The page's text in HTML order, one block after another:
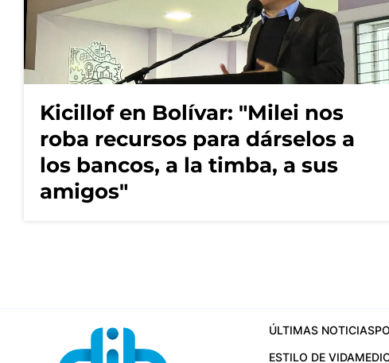
Kicillof en Bolívar: "Milei nos
roba recursos para dárselos a
los bancos, a la timba, a sus
amigos"
ÚLTIMAS NOTICIAS
ESTILO DE VIDA